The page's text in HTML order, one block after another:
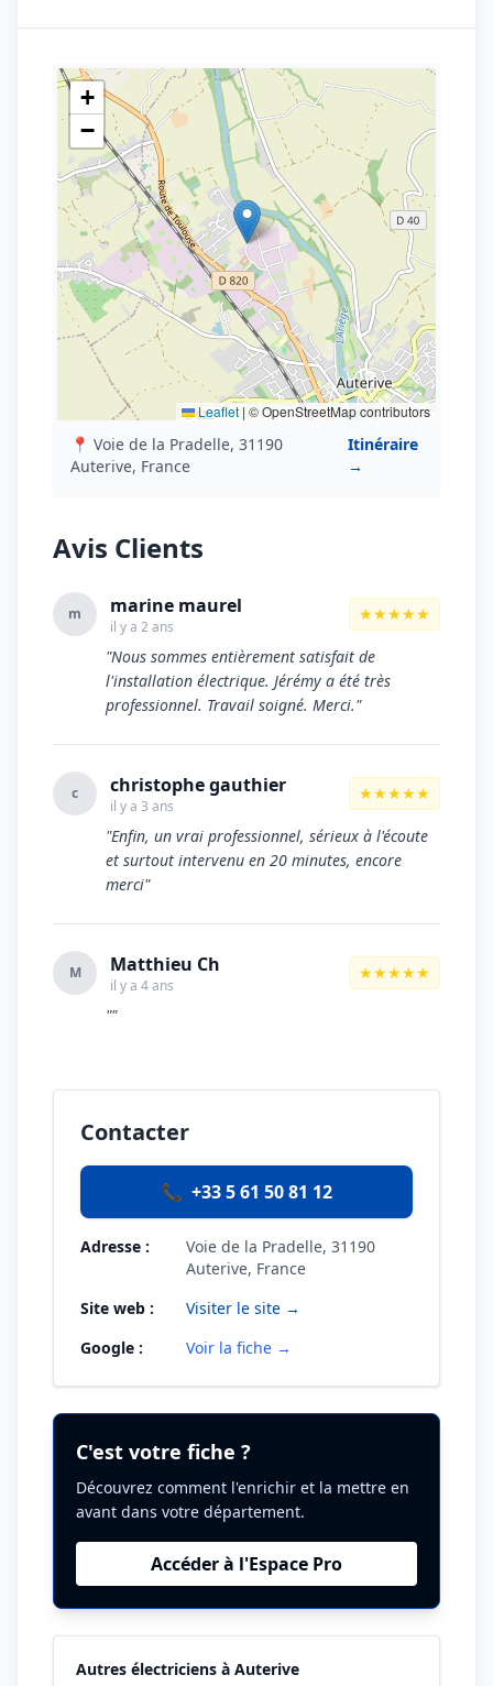
+
−
Leaflet | © OpenStreetMap contributors
📍 Voie de la Pradelle, 31190
Auterive, France
Itinéraire
→
Avis Clients
m marine maurel
il y a 2 ans
★★★★★
"Nous sommes entièrement satisfait de
l'installation électrique. Jérémy a été très
professionnel. Travail soigné. Merci."
c christophe gauthier
il y a 3 ans
★★★★★
"Enfin, un vrai professionnel, sérieux à l'écoute
et surtout intervenu en 20 minutes, encore
merci"
M Matthieu Ch
il y a 4 ans
★★★★★
""
Contacter
📞 +33 5 61 50 81 12
Adresse :
Voie de la Pradelle, 31190
Auterive, France
Site web :
Visiter le site →
Google :
Voir la fiche →
C'est votre fiche ?
Découvrez comment l'enrichir et la mettre en
avant dans votre département.
Accéder à l'Espace Pro
Autres électriciens à Auterive